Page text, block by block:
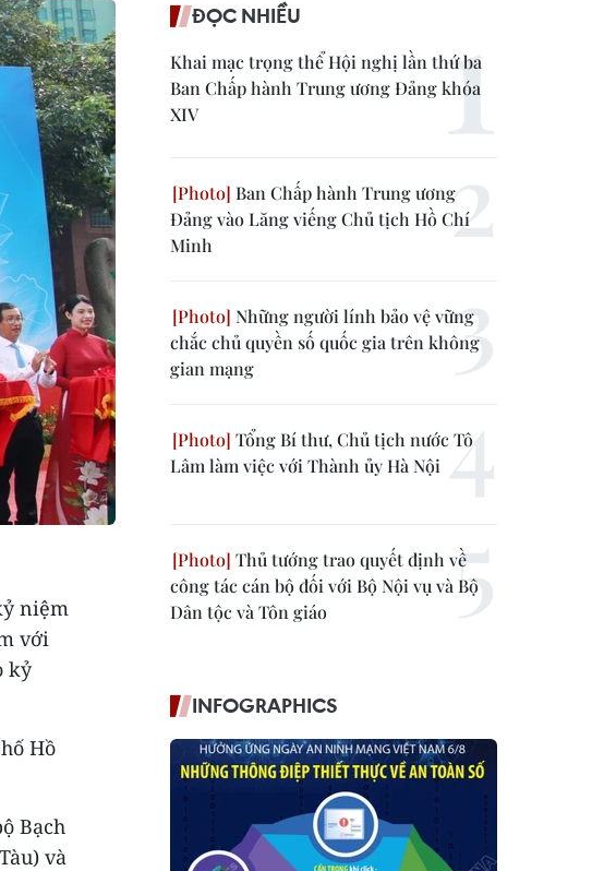
niệm
với
kỷ
Hồ
Bạch
và
ĐỌC NHIỀU
Khai mạc trọng thể Hội nghị lần thứ ba
Ban Chấp hành Trung ương Đảng khóa
XIV
Ban Chấp hành Trung ương
Đảng vào Lăng viếng Chủ tịch Hồ Chí
Minh
Những người lính bảo vệ vững
chắc chủ quyền số quốc gia trên không
gian mạng
Tổng Bí thư, Chủ tịch nước Tô
Lâm làm việc với Thành ủy Hà Nội
Thủ tướng trao quyết định về
công tác cán bộ đối với Bộ Nội vụ và Bộ
Dân tộc và Tôn giáo
INFOGRAPHICS